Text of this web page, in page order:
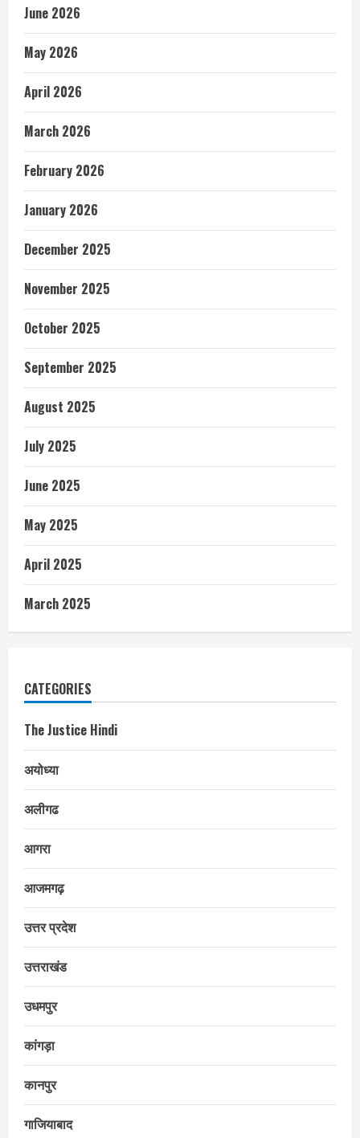
June 2026
May 2026
April 2026
March 2026
February 2026
January 2026
December 2025
November 2025
October 2025
September 2025
August 2025
July 2025
June 2025
May 2025
April 2025
March 2025
CATEGORIES
The Justice Hindi
अयोध्या
अलीगढ
आगरा
आजमगढ़
उत्तर प्रदेश
उत्तराखंड
उधमपुर
कांगड़ा
कानपुर
गाजियाबाद